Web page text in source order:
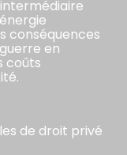
conséquences
en
coûts
de droit privé